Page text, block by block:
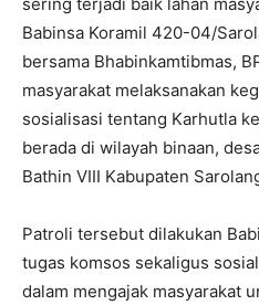
Babinsa Koramil 420-04/
bersama Bhabinkamtibmas,
masyarakat melaksanakan
sosialisasi tentang Karhutla
berada di wilayah binaan,
Bathin VIII Kabupaten
Patroli tersebut dilakukan
tugas komsos sekaligus
dalam mengajak masyarakat